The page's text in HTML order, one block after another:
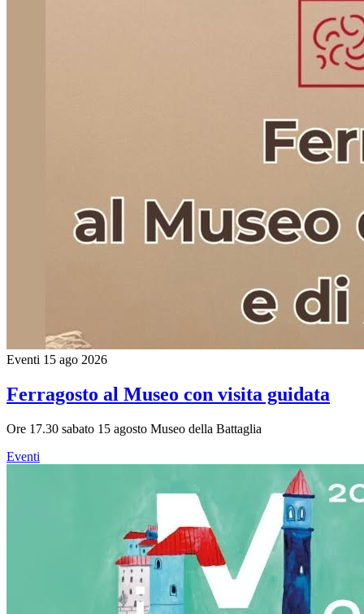
Eventi 15 ago 2026
Ferragosto al Museo con visita guidata
Ore 17.30 sabato 15 agosto Museo della Battaglia
Eventi